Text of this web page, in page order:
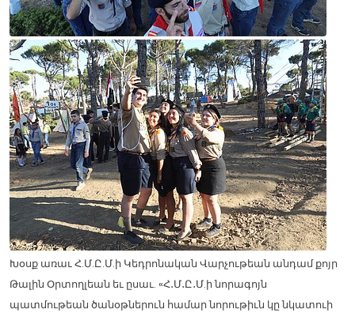
Խօսք առաւ Հ.Մ.Ը.Մ.ի Կեդրոնական Վարչութեան անդամ քոյր
Թալին Օրտողլեան եւ ըսաւ. «Հ․Մ․Ը․Մ.ի նորագոյն
պատմութեան ծանօթներուն համար նորութիւն կը նկատուի